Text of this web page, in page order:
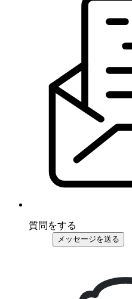
質問をする
メッセージを送る